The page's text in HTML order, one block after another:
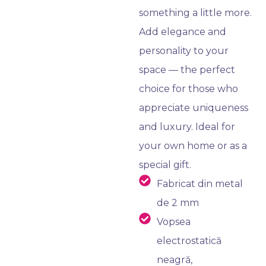
something a little more.
Add elegance and
personality to your
space — the perfect
choice for those who
appreciate uniqueness
and luxury. Ideal for
your own home or as a
special gift.
Fabricat din metal
de 2 mm
Vopsea
electrostatică
neagră,